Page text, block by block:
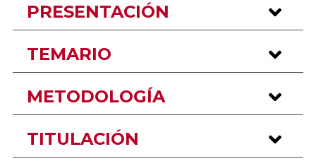
PRESENTACIÓN
TEMARIO
METODOLOGÍA
TITULACIÓN